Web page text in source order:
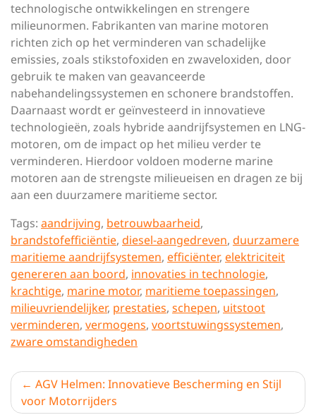
technologische ontwikkelingen en strengere
milieunormen. Fabrikanten van marine motoren
richten zich op het verminderen van schadelijke
emissies, zoals stikstofoxiden en zwaveloxiden, door
gebruik te maken van geavanceerde
nabehandelingssystemen en schonere brandstoffen.
Daarnaast wordt er geïnvesteerd in innovatieve
technologieën, zoals hybride aandrijfsystemen en LNG-
motoren, om de impact op het milieu verder te
verminderen. Hierdoor voldoen moderne marine
motoren aan de strengste milieueisen en dragen ze bij
aan een duurzamere maritieme sector.
Tags: aandrijving, betrouwbaarheid,
brandstofefficiëntie, diesel-aangedreven, duurzamere
maritieme aandrijfsystemen, efficiënter, elektriciteit
genereren aan boord, innovaties in technologie,
krachtige, marine motor, maritieme toepassingen,
milieuvriendelijker, prestaties, schepen, uitstoot
verminderen, vermogens, voortstuwingssystemen,
zware omstandigheden
Berichtnavigatie
AGV Helmen: Innovatieve Bescherming en Stijl
voor Motorrijders